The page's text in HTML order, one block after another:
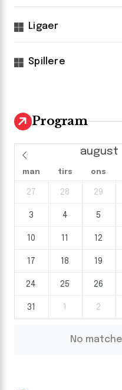
Ligaer
Spillere
Program
man tirs ons
27 28 29
3 4 5
10 11 12
17 18 19
24 25 26
31 1 2
No